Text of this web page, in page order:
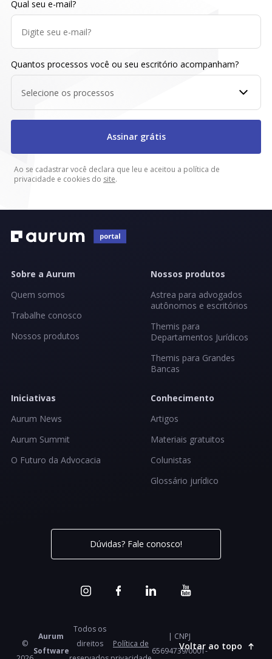
Qual seu e-mail?
Quantos processos você ou seu escritório acompanham?
Selecione os processos
Assinar grátis
Ao se cadastrar você declara que leu e aceitou a política de
privacidade e cookies do site.
Sobre a Aurum
Quem somos
Trabalhe conosco
Nossos produtos
Nossos produtos
Astrea para advogados
autônomos e escritórios
Themis para
Departamentos Jurídicos
Themis para Grandes
Bancas
Iniciativas
Aurum News
Aurum Summit
O Futuro da Advocacia
Conhecimento
Artigos
Materiais gratuitos
Colunistas
Glossário jurídico
Dúvidas? Fale conosco!
©
Aurum
Software
Todos os
direitos
Política de
| CNPJ
65694739/0001-Voltar ao topo